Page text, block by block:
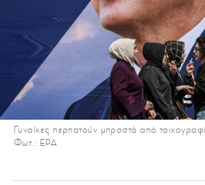
Γυναίκες περπατούν μπροστά από
Φωτ.: EPA